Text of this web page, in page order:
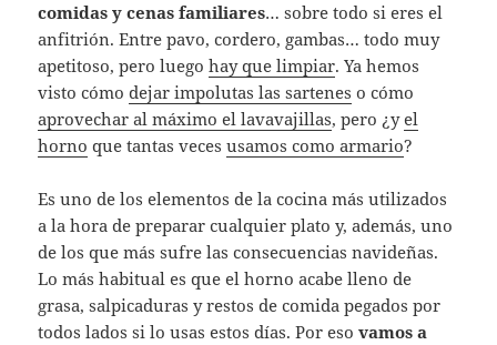
comidas y cenas familiares… sobre todo si eres el
anfitrión. Entre pavo, cordero, gambas… todo muy
apetitoso, pero luegohay que limpiar. Ya hemos
visto cómodejar impolutas las sartenes o cómo
aprovechar al máximo el lavavajillas, pero ¿yel
horno que tantas vecesusamos como armario?
Es uno de los elementos de la cocina más utilizados
a la hora de preparar cualquier plato y, además, uno
de los que más sufre las consecuencias navideñas.
Lo más habitual es que el horno acabe lleno de
grasa, salpicaduras y restos de comida pegados por
todos lados si lo usas estos días. Por esovamos a